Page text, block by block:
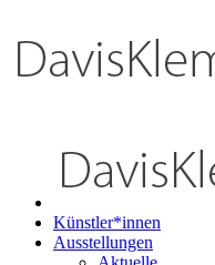
Künstler*innen
Ausstellungen